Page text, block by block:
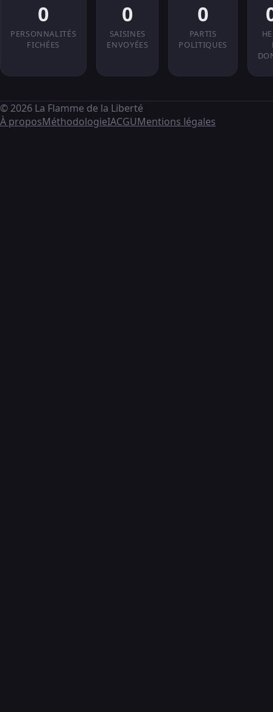
0
PERSONNALITÉS
FICHÉES
0
SAISINES
ENVOYÉES
0
PARTIS
POLITIQUES
© 2026 La Flamme de la Liberté
À proposMéthodologieIACGUMentions légales